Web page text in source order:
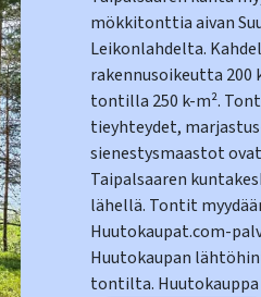
mökkitonttia aivan
Leikonlahdelta.
rakennusoikeutta 200
tontilla 250 k-m².
tieyhteydet,
sienestysmaastot
Taipalsaaren
lähellä. Tontit
Huutokaupat.com-
Huutokaupan
tontilta. Huutokauppa